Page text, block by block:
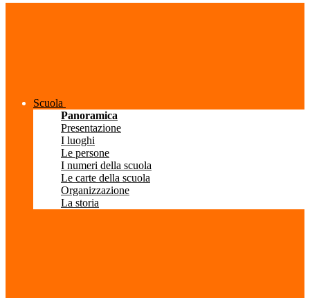
Scuola
Panoramica
Presentazione
I luoghi
Le persone
I numeri della scuola
Le carte della scuola
Organizzazione
La storia